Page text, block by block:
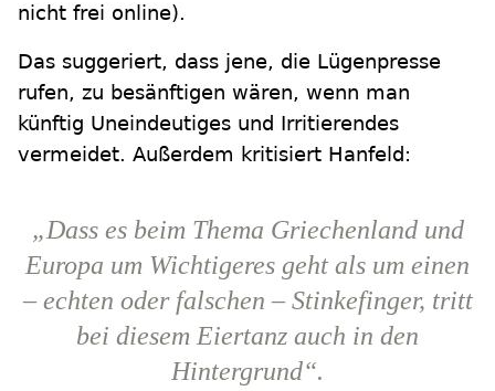
nicht frei online).
Das suggeriert, dass jene, die Lügenpresse
rufen, zu besänftigen wären, wenn man
künftig Uneindeutiges und Irritierendes
vermeidet. Außerdem kritisiert Hanfeld:
„Dass es beim Thema Griechenland und
Europa um Wichtigeres geht als um einen
– echten oder falschen – Stinkefinger, tritt
bei diesem Eiertanz auch in den
Hintergrund“.